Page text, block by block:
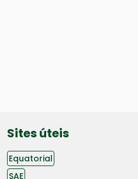
Sites úteis
Equatorial
SAE